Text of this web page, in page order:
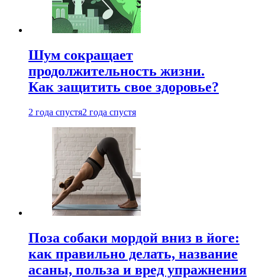
Шум сокращает
продолжительность жизни.
Как защитить свое здоровье?
2 года спустя2 года спустя
Поза собаки мордой вниз в йоге:
как правильно делать, название
асаны, польза и вред упражнения